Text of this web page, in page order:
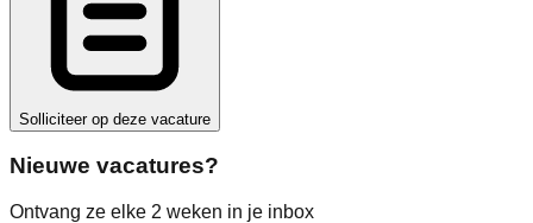
Solliciteer op deze vacature
Nieuwe vacatures?
Ontvang ze elke 2 weken in je inbox